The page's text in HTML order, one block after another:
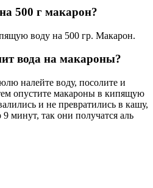
500 г макарон?
воду на 500 гр. Макарон.
вода на макароны?
налейте воду, посолите и
опустите макароны в кипящую
и не превратились в кашу,
9 минут, так они получатся аль